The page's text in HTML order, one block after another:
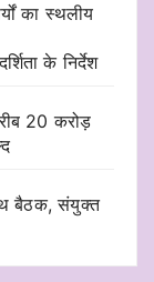
का स्थलीय
के निर्देश
20 करोड़
बैठक, संयुक्त